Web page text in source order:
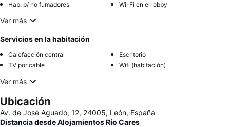
Hab. p/ no fumadores
Wi-Fi en el lobby
Ver más
Servicios en la habitación
Calefacción central
Escritorio
TV por cable
Wifi (habitación)
Ver más
Ubicación
Av. de José Aguado, 12, 24005, León, España
Distancia desde Alojamientos Río Cares